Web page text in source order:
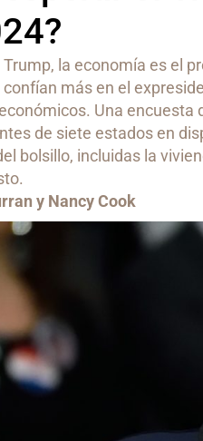
Trump, la economía es el
confían más en el
Una
de siete estados en
bolsillo, incluidas la
y Nancy Cook